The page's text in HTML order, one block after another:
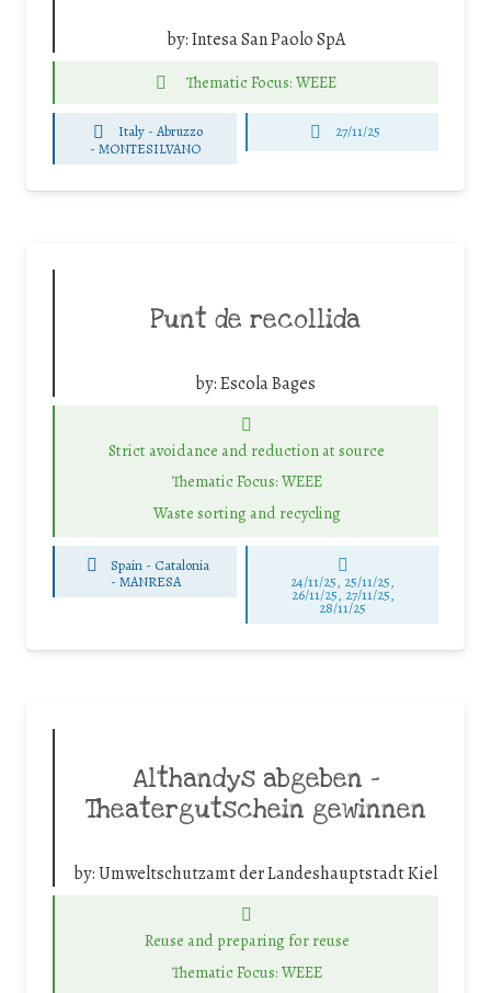
by:Intesa San Paolo SpA
Thematic Focus: WEEE
Italy - Abruzzo
-MONTESILVANO
27/11/25
Punt de recollida
by:Escola Bages
Strict avoidance and reduction at source
Thematic Focus: WEEE
Waste sorting and recycling
Spain - Catalonia
- MANRESA 24/11/25, 25/11/25,
26/11/25, 27/11/25,
28/11/25
Althandys abgeben –
Theatergutschein gewinnen
by:Umweltschutzamt der Landeshauptstadt Kiel
Reuse and preparing for reuse
Thematic Focus: WEEE